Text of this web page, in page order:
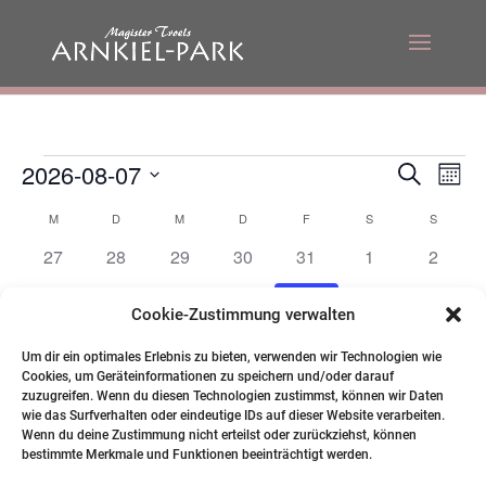
Cookie-Zustimmung verwalten
Um dir ein optimales Erlebnis zu bieten, verwenden wir Technologien wie
Cookies, um Geräteinformationen zu speichern und/oder darauf
zuzugreifen. Wenn du diesen Technologien zustimmst, können wir Daten
wie das Surfverhalten oder eindeutige IDs auf dieser Website verarbeiten.
Wenn du deine Zustimmung nicht erteilst oder zurückziehst, können
bestimmte Merkmale und Funktionen beeinträchtigt werden.
Veranstaltungen
und
Suche
Monat
2026-08-07
wählen.
Kalender
von
Veranstaltungen
MMONTAG D DIENSTAGM MITTWOCH
DDONNERSTAG
FFREITAG S SAMSTAGS
0
27
0
28
0
Veranstaltungen
29
0
Veranstaltungen
30
0
Veranstaltungen
31
0
1
0
2
VeranstaltungenVeranstaltungen
Veranstaltungen
Veranstaltungen
0
Veranstaltungen
7
VeranstaltungenVeranstaltungenVeranstaltungenVeranstaltungenVeranstaltungenVeranstaltungen
0
Veranstaltungen
17
0
Veranstaltungen
18
0
Veranstaltungen
19
0
Veranstaltungen
20
0
Veranstaltungen
21
0
Veranstaltungen
22
0
Veranstaltungen
24
0
Veranstaltungen
25
0
Veranstaltungen
26
0
Veranstaltungen
27
0
Veranstaltungen
28
1
Veranstaltung
29
0
30
0
31
0
1
0
2
03
0
4
0
5